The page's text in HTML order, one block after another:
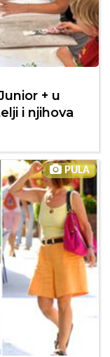
+ u
i njihova
PULA